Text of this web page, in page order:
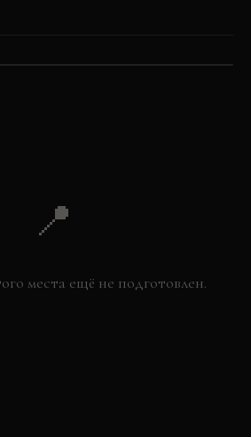
📍
места ещё не подготовлен.